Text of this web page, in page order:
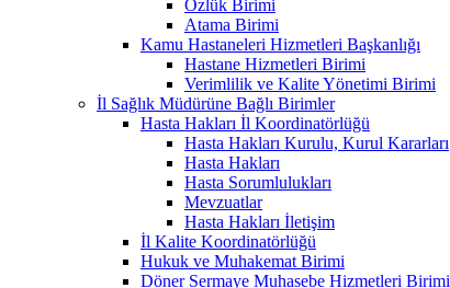
Özlük Birimi
Atama Birimi
Kamu Hastaneleri Hizmetleri Başkanlığı
Hastane Hizmetleri Birimi
Verimlilik ve Kalite Yönetimi Birimi
İl Sağlık Müdürüne Bağlı Birimler
Hasta Hakları İl Koordinatörlüğü
Hasta Hakları Kurulu, Kurul Kararları
Hasta Hakları
Hasta Sorumlulukları
Mevzuatlar
Hasta Hakları İletişim
İl Kalite Koordinatörlüğü
Hukuk ve Muhakemat Birimi
Döner Sermaye Muhasebe Hizmetleri Birimi